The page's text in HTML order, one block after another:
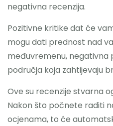
negativna recenzija.
Pozitivne kritike dat će
mogu dati prednost nad
međuvremenu, negativna
područja koja zahtijevaju
Ove su recenzije stvarna
Nakon što počnete raditi
ocjenama, to će